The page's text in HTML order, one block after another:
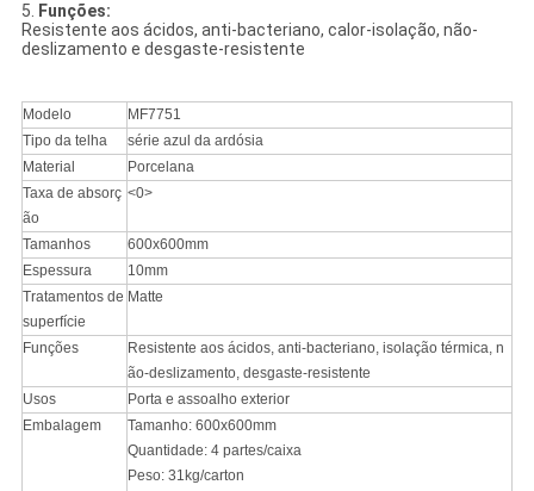
5. Funções:
Resistente aos ácidos, anti-bacteriano, calor-isolação, não-
deslizamento e desgaste-resistente
Modelo
MF7751
Tipo da telha
série azul da ardósia
Material
Porcelana
Taxa de absorç
ão
<0>
Tamanhos
600x600mm
Espessura
10mm
Tratamentos de
superfície
Matte
Funções
Resistente aos ácidos, anti-bacteriano, isolação térmica, n
ão-deslizamento, desgaste-resistente
Usos
Porta e assoalho exterior
Embalagem
Tamanho: 600x600mm
Quantidade: 4 partes/caixa
Peso: 31kg/carton